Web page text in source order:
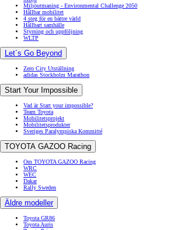
Miljöutmaning - Environmental Challenge 2050
Hållbar mobilitet
4 steg för en bättre värld
Hållbart samhälle
Styrning och uppföljning
WLTP
Let´s Go Beyond
Zero City Utställning
adidas Stockholm Marathon
Start Your Impossible
Vad är Start your impossible?
Team Toyota
Mobilitetsprojekt
Mobilitetsprodukter
Sveriges Paralympiska Kommitté
TOYOTA GAZOO Racing
Om TOYOTA GAZOO Racing
WRC
WEC
Dakar
Rally Sweden
Äldre modeller
Toyota GR86
Toyota Auris